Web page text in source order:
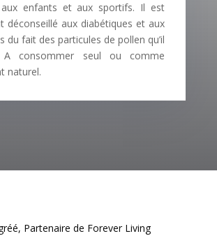
aux enfants et aux sportifs. Il est
déconseillé aux diabétiques et aux
du fait des particules de pollen qu’il
A consommer seul ou comme
naturel.
Partenaire de Forever Living